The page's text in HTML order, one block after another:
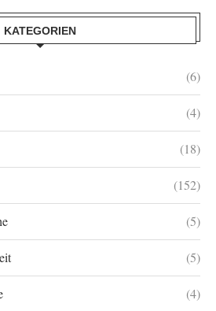
KATEGORIEN
(6)
(4)
(18)
(152)
(5)
(5)
(4)